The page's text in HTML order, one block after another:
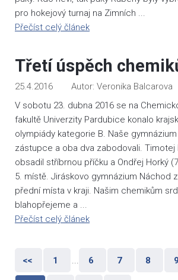
pro hokejový turnaj na Zimních ...
Přečíst celý článek
Třetí úspěch
25.4.2016
Veronika Balcarova
V sobotu 23. dubna 2016 se na
fakultě Univerzity Pardubice konalo
olympiády kategorie B. Naše
zástupce a oba dva zabodovali. Timotej
obsadil stříbrnou příčku a Ondřej Horký
5. místě. Jiráskovo gymnázium Náchod
přední místa v kraji. Našim chemikům
blahopřejeme a ...
Přečíst celý článek
<< 1 ... 6 7 8 9